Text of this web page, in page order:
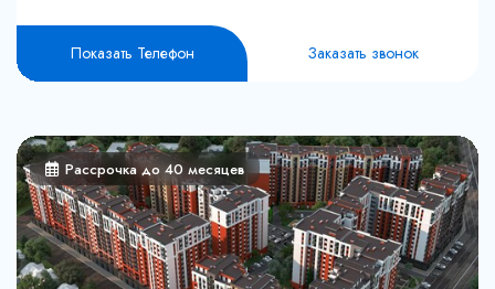
70.95 м²
Показать Телефон Заказать звонок
Рассрочка до 40 месяцев